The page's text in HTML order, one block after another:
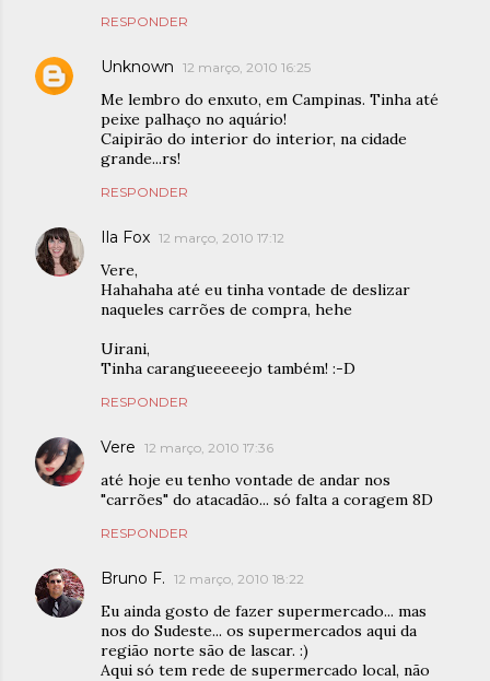
RESPONDER
Unknown 12 março, 2010 16:25
Me lembro do enxuto, em Campinas. Tinha até
peixe palhaço no aquário!
Caipirão do interior do interior, na cidade
grande...rs!
RESPONDER
Ila Fox 12 março, 2010 17:12
Vere,
Hahahaha até eu tinha vontade de deslizar
naqueles carrões de compra, hehe
Uirani,
Tinha carangueeeeejo também! :-D
RESPONDER
Vere 12 março, 2010 17:36
até hoje eu tenho vontade de andar nos
"carrões" do atacadão... só falta a coragem 8D
RESPONDER
Bruno F. 12 março, 2010 18:22
Eu ainda gosto de fazer supermercado... mas
nos do Sudeste... os supermercados aqui da
região norte são de lascar. :)
Aqui só tem rede de supermercado local, não